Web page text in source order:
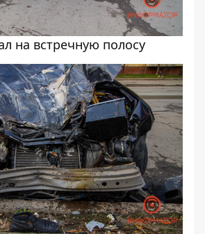
на встречную полосу